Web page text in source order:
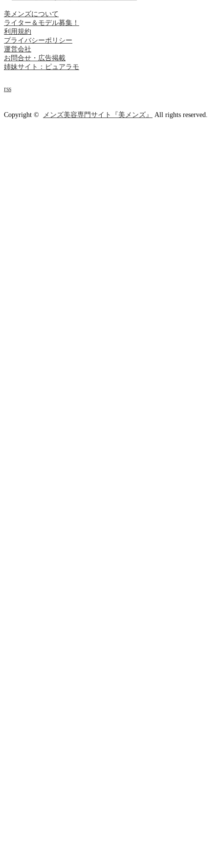
美メンズについて
ライター＆モデル募集！
利用規約
プライバシーポリシー
運営会社
お問合せ・広告掲載
姉妹サイト：ピュアラモ
rss
Copyright © メンズ美容専門サイト『美メンズ』 All rights reserved.